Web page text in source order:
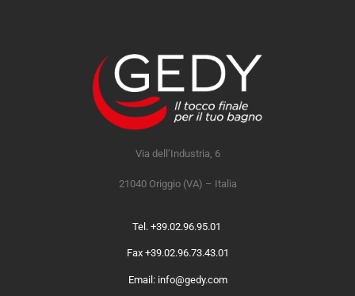
Via dell’Industria, 6
21040 Origgio (VA) – Italia
Tel. +39.02.96.95.01
Fax +39.02.96.73.43.01
Email: info@gedy.com